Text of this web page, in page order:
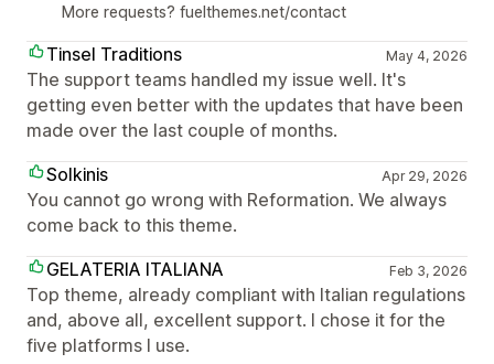
More requests? fuelthemes.net/contact
Tinsel Traditions May 4, 2026
The support teams handled my issue well. It's
getting even better with the updates that have been
made over the last couple of months.
Solkinis
Apr 29, 2026
You cannot go wrong with Reformation. We always
come back to this theme.
GELATERIA ITALIANA
Feb 3, 2026
Top theme, already compliant with Italian regulations
and, above all, excellent support. I chose it for the
five platforms I use.